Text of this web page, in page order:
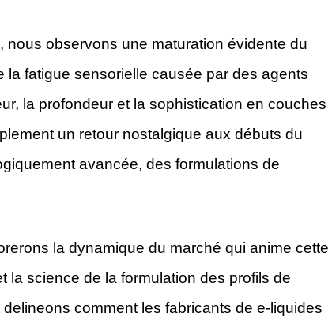
observons une maturation évidente du
fatigue sensorielle causée par des agents
la profondeur et la sophistication en couches
un retour nostalgique aux débuts du
avancée, des formulations de
la dynamique du marché qui anime cette
la science de la formulation des profils de
comment les fabricants de e-liquides